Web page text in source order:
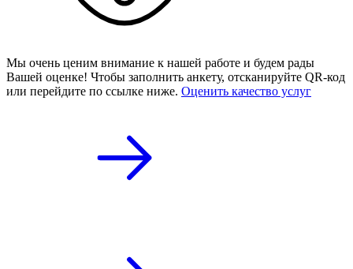
Мы очень ценим внимание к нашей работе и будем рады
Вашей оценке! Чтобы заполнить анкету, отсканируйте QR-код
или перейдите по ссылке ниже. Оценить качество услуг